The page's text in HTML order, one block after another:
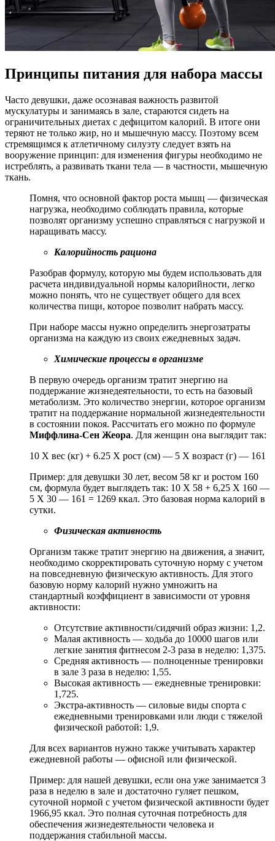
Принципы питания для набора массы
Часто девушки, даже осознавая важность развитой
мускулатуры и занимаясь в зале, стараются сидеть на
ограничительных диетах с дефицитом калорий. В итоге они
теряют не только жир, но и мышечную массу. Поэтому всем
стремящимся к атлетичному силуэту следует взять на
вооружение принцип: для изменения фигуры необходимо не
истреблять, а развивать ткани тела — в частности, мышечную
ткань.
Помня, что основной фактор роста мышц — физическая
нагрузка, необходимо соблюдать правила, которые
позволят организму успешно справляться с нагрузкой и
наращивать массу.
Калорийность рациона
Разобрав формулу, которую мы будем использовать для
расчета индивидуальной нормы калорийности, легко
можно понять, что не существует общего для всех
количества пищи, которое позволит набрать массу.
При наборе массы нужно определить энергозатраты
организма на каждую из своих ежедневных задач.
Химические процессы в организме
В первую очередь организм тратит энергию на
поддержание жизнедеятельности, то есть на базовый
метаболизм. Это количество энергии, которое организм
тратит на поддержание нормальной жизнедеятельности
в состоянии покоя. Рассчитать его можно по формуле
Миффлина-Сен Жеора. Для женщин она выглядит так:
10 Х вес (кг) + 6.25 Х рост (см) — 5 Х возраст (г) — 161
Пример: для девушки 30 лет, весом 58 кг и ростом 160
см, формула будет выглядеть так: 10 Х 58 + 6,25 Х 160 —
5 Х 30 — 161 = 1269 ккал. Это базовая норма калорий в
сутки.
Физическая активность
Организм также тратит энергию на движения, а значит,
необходимо скорректировать суточную норму с учетом
на повседневную физическую активность. Для этого
базовую норму калорий нужно умножить на
стандартный коэффициент в зависимости от уровня
активности:
Отсутствие активности/сидячий образ жизни: 1,2.
Малая активность — ходьба до 10000 шагов или
легкие занятия фитнесом 2-3 раза в неделю: 1,375.
Средняя активность — полноценные тренировки
в зале 3 раза в неделю: 1,55.
Высокая активность — ежедневные тренировки:
1,725.
Экстра-активность — силовые виды спорта с
ежедневными тренировками или люди с тяжелой
физической работой: 1,9.
Для всех вариантов нужно также учитывать характер
ежедневной работы — офисной или физической.
Пример: для нашей девушки, если она уже занимается 3
раза в неделю в зале и достаточно гуляет пешком,
суточной нормой с учетом физической активности будет
1966,95 ккал. Это полная суточная потребность для
обеспечения жизнедеятельности человека и
поддержания стабильной массы.